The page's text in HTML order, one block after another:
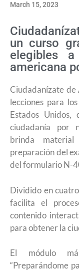
March 15, 2023
un curso
elegibles
americana
Ciudadanízate de
lecciones para
Estados
ciudadanía por
brinda
preparación del
del formulario N-
Dividido en
facilita el
contenido
para obtener la
El módulo
“Preparándome